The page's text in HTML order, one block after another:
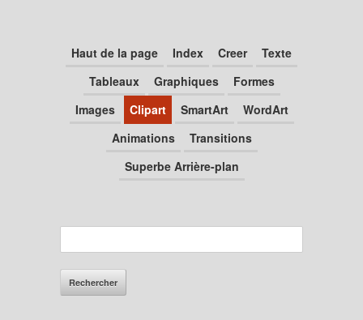
Haut de la page Index Creer
Texte
Tableaux
Graphiques
Formes
Images
Clipart SmartArt
WordArt
Animations
Transitions
Superbe Arrière-plan